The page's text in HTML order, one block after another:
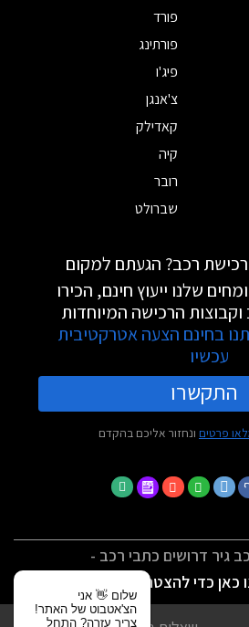
פורד
פורתינג
פיג'ו
צ'אנגן
קאדילק
קיה
רובר
שברולט
רכב? הגעתם למקום
שלנו ייעוץ חינם, הכירו
הרכישה המיוחדות
בחינם הצעה אטרקטיבית
עכשיו
התקשרו
פרטים ונחזור אליכם בהקדם
גיר דרושים כתבי רכב -
כאן כדי להצטרף
שלום 👋 אני
הצ'אטבוט של האתר!
צריך עזרה? התחל